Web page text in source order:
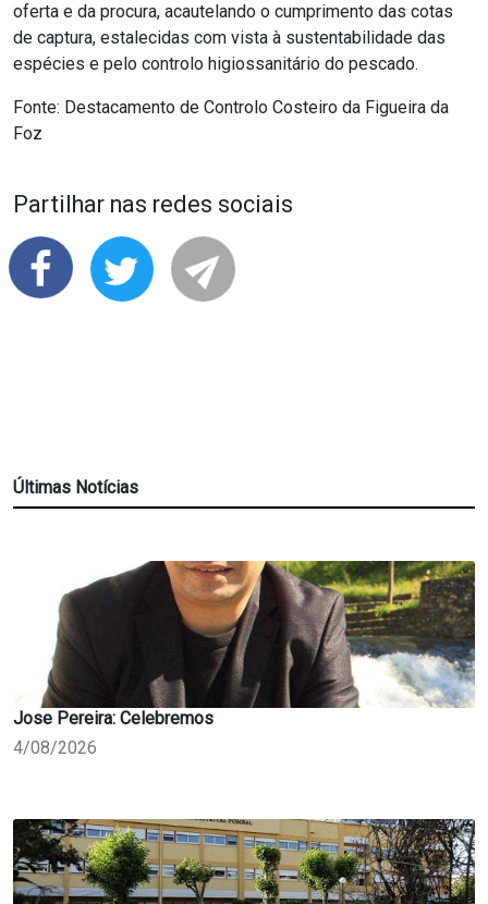
oferta e da procura, acautelando o cumprimento das cotas
de captura, estalecidas com vista à sustentabilidade das
espécies e pelo controlo higiossanitário do pescado.
Fonte: Destacamento de Controlo Costeiro da Figueira da
Foz
Partilhar nas redes sociais
Últimas Notícias
Jose Pereira: Celebremos
4/08/2026